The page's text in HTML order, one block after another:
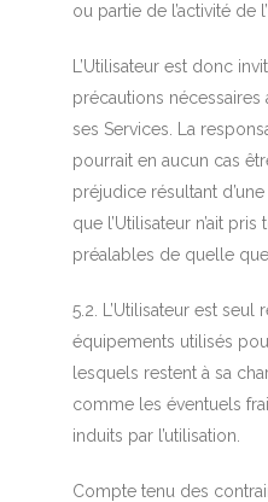
ou partie de l’activité de
L’Utilisateur est donc
précautions nécessaires
ses Services. La
pourrait en aucun cas
préjudice résultant
que l’Utilisateur n’ait
préalables de quelle
5.2. L’Utilisateur est seul
équipements utilisés
lesquels restent à sa
comme les éventuels
induits par l’utilisation.
Compte tenu des